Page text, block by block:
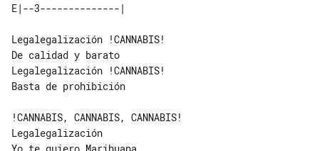
Legalegalización !CANNABIS!
De calidad y barato
Legalegalización !CANNABIS!
Basta de prohibición
!CANNABIS, CANNABIS, CANNABIS!
Legalegalización